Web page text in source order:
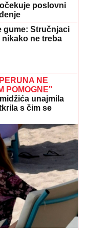
poslovni
gume: Stručnjaci
ne treba
NE
POMOGNE"
unajmila
s čim se